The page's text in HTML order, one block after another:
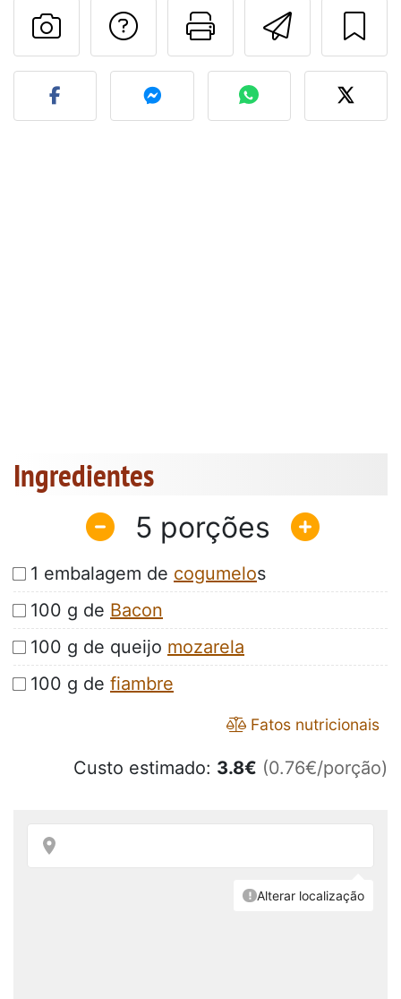
Imprima
Falar com o autor
Fez esta receita?
Ingredientes
5
1 embalagem de cogumelos
100 g de Bacon
100 g de queijo mozarela
100 g de fiambre
Fatos nutricionais
Custo estimado: 3.8€ (0.76€/porção)